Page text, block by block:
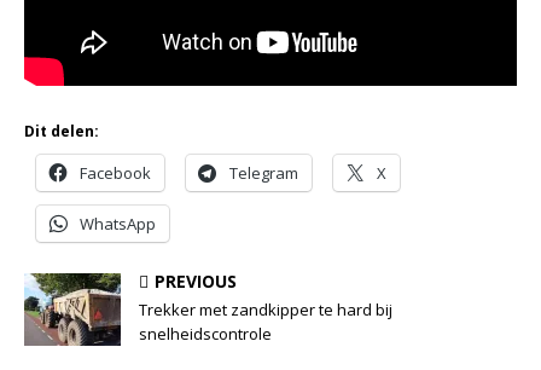
Dit delen:
Facebook Telegram X
WhatsApp
PREVIOUS
Trekker met zandkipper te hard bij
snelheidscontrole